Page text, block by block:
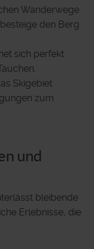
Wanderwege
den Berg
sich perfekt
Skigebiet
zum
und
bleibende
Erlebnisse, die